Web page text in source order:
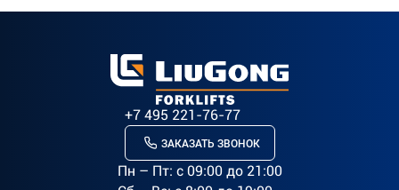
+7 495 221-76-77
ЗАКАЗАТЬ ЗВОНОК
Пн – Пт: c 09:00 до 21:00